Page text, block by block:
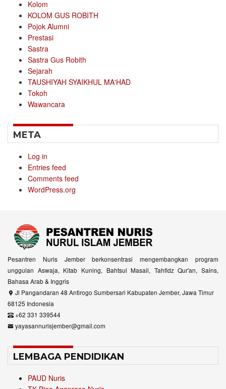
Kolom
KOLOM GUS ROBITH
Pojok Alumni
Prestasi
Sastra
Sastra Gus Robith
Sejarah
TAUSHIYAH SYAIKHUL MA'HAD
Tokoh
Wawancara
META
Log in
Entries feed
Comments feed
WordPress.org
Pesantren Nuris Jember berkonsentrasi mengembangkan program
unggulan Aswaja, Kitab Kuning, Bahtsul Masail, Tahfidz Qur'an, Sains,
Bahasa Arab & Inggris
Jl Pangandaran 48 Antirogo Sumbersari Kabupaten Jember, Jawa Timur
68125 Indonesia
+62 331 339544
yayasannurisjember@gmail.com
LEMBAGA PENDIDIKAN
PAUD Nuris